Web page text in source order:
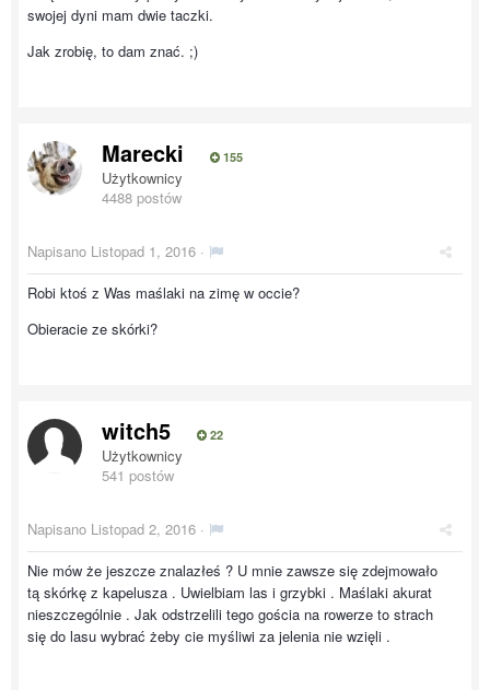
swojej dyni mam dwie taczki.
Jak zrobię, to dam znać. ;)
Marecki 155
Użytkownicy
4488 postów
Napisano Listopad 1, 2016 ·
Robi ktoś z Was maślaki na zimę w occie?
Obieracie ze skórki?
witch5 22
Użytkownicy
541 postów
Napisano Listopad 2, 2016 ·
Nie mów że jeszcze znalazłeś ? U mnie zawsze się zdejmowało
tą skórkę z kapelusza . Uwielbiam las i grzybki . Maślaki akurat
nieszczególnie . Jak odstrzelili tego gościa na rowerze to strach
się do lasu wybrać żeby cie myśliwi za jelenia nie wzięli .